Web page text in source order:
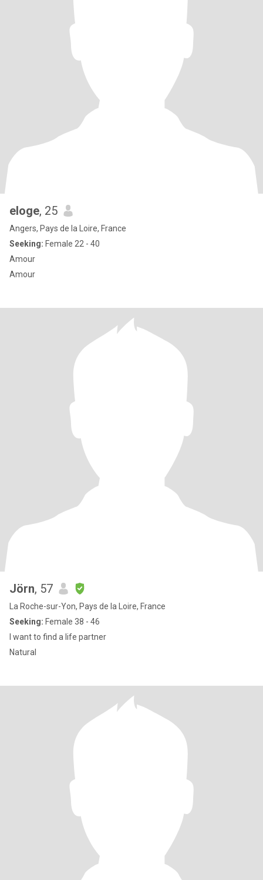
eloge, 25
Angers, Pays de la Loire, France
Seeking: Female 22 - 40
Amour
Amour
Jörn, 57
La Roche-sur-Yon, Pays de la Loire, France
Seeking: Female 38 - 46
I want to find a life partner
Natural